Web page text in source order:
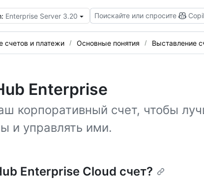
Enterprise Server 3.20 Поискайте или спросите
счетов и платежи Основные понятия Выставление
Enterprise
корпоративный счет, чтобы
и управлять ими.
Enterprise Cloud счет?